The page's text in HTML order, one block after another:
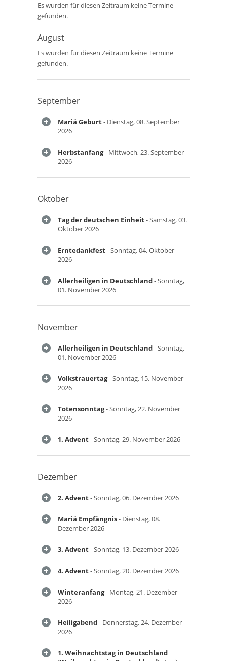
Es wurden für diesen Zeitraum keine Termine
gefunden.
August
Es wurden für diesen Zeitraum keine Termine
gefunden.
September
Mariä Geburt- Dienstag, 08. September
2026
Herbstanfang- Mittwoch, 23. September
2026
Oktober
Tag der deutschen Einheit- Samstag, 03.
Oktober 2026
Erntedankfest- Sonntag, 04. Oktober
2026
Allerheiligen in Deutschland- Sonntag,
01. November 2026
November
Allerheiligen in Deutschland- Sonntag,
01. November 2026
Volkstrauertag- Sonntag, 15. November
2026
Totensonntag- Sonntag, 22. November
2026
1. Advent- Sonntag, 29. November 2026
Dezember
2. Advent- Sonntag, 06. Dezember 2026
Mariä Empfängnis- Dienstag, 08.
Dezember 2026
3. Advent- Sonntag, 13. Dezember 2026
4. Advent- Sonntag, 20. Dezember 2026
Winteranfang- Montag, 21. Dezember
2026
Heiligabend- Donnerstag, 24. Dezember
2026
1. Weihnachtstag in Deutschland